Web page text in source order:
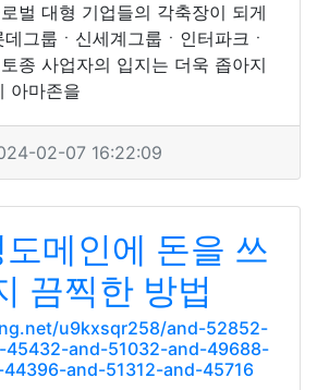
벌 대형 기업들의 각축장이 되게
그룹ㆍ신세계그룹ㆍ인터파크ㆍ
종 사업자의 입지는 더욱 좁아지
아마존을
02-07 16:22:09
메인에 돈을 쓰
끔찍한 방법
u9kxsqr258/and-52852-
45432-and-51032-and-49688-
and-51312-and-45716